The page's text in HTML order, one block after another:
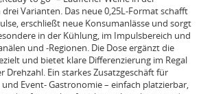
Varianten. Das neue 0,25L-Format schafft
erschließt neue Konsumanlässe und sorgt
in der Kühlung, im Impulsbereich und
und -Regionen. Die Dose ergänzt die
und bietet klare Differenzierung im Regal
Drehzahl. Ein starkes Zusatzgeschäft für
Event- Gastronomie – einfach platzierbar,